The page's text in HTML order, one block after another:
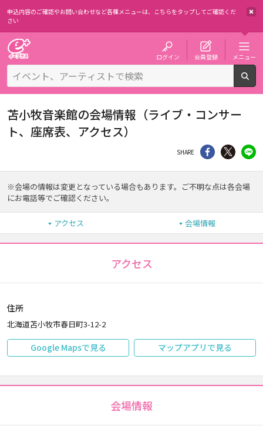
申込内容のご確認やお問い合わせなど各種メニューは、 こちらをタップしてご確認くだ
さい
ログイン 会員登録 メニュー
苫小牧音楽館の会場情報（ライブ・コンサー
ト、座席表、アクセス）
SHARE シェア Twitter
※会場の情報は変更となっている場合もあります。ご不明な点は各会場
にお電話等でご確認ください。
アクセス 会場情報
アクセス
住所
北海道苫小牧市春日町3-12-2
Google Mapsで見る マップアプリで見る
会場情報